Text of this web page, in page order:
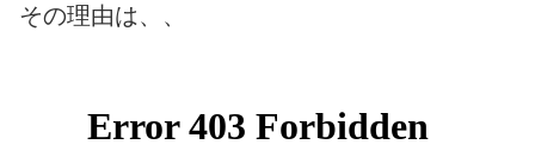
その理由は、、